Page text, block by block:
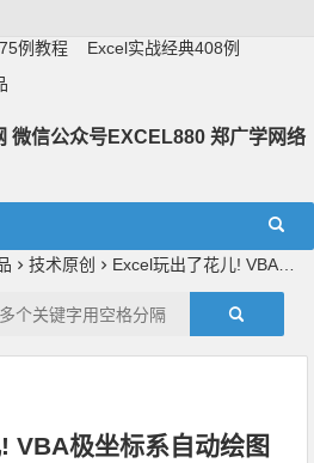
例教程
Excel实战经典408例
微信公众号EXCEL880 郑广学网络
技术原创 Excel玩出了花儿! VBA极坐标系自动绘图技术 图文
VBA极坐标系自动绘图